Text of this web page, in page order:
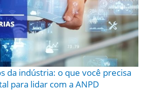
da indústria: o que você precisa
para lidar com a ANPD